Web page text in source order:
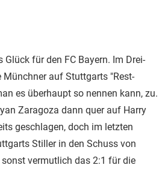
Glück für den FC Bayern. Im Drei-
auf Stuttgarts "Rest-
es überhaupt so nennen kann, zu.
Zaragoza dann quer auf Harry
geschlagen, doch im letzten
Stiller in den Schuss von
sonst vermutlich das 2:1 für die